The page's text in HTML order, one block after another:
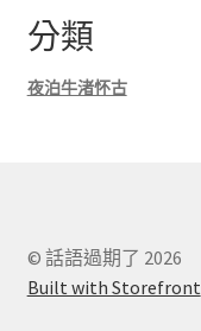
分類
夜泊牛渚怀古
© 話語過期了 2026
Built with Storefront